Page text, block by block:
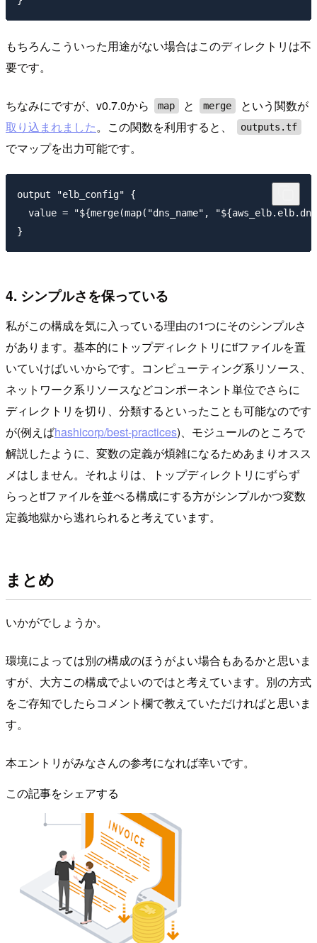
もちろんこういった用途がない場合はこのディレクトリは不
要です。
ちなみにですが、v0.7.0から map と merge
という関数が
取り込まれました。この関数を利用すると、 outputs.tf
でマップを出力可能です。
output "elb_config" {
value = "${merge(map("dns_name",
4. シンプルさを保っている
私がこの構成を気に入っている理由の1つにそのシンプルさ
があります。基本的にトップディレクトリにtfファイルを置
いていけばいいからです。コンピューティング系リソース、
ネットワーク系リソースなどコンポーネント単位でさらに
ディレクトリを切り、分類するといったことも可能なのです
が(例えばhashicorp/best-practices)、モジュールのところで
解説したように、変数の定義が煩雑になるためあまりオスス
メはしません。それよりは、トップディレクトリにずらず
らっとtfファイルを並べる構成にする方がシンプルかつ変数
定義地獄から逃れられると考えています。
まとめ
いかがでしょうか。
環境によっては別の構成のほうがよい場合もあるかと思いま
すが、大方この構成でよいのではと考えています。別の方式
をご存知でしたらコメント欄で教えていただければと思いま
す。
本エントリがみなさんの参考になれば幸いです。
この記事をシェアする